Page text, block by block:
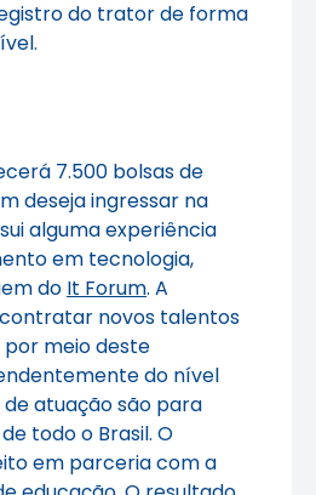
do trator de forma
7.500 bolsas de
deseja ingressar na
alguma experiência
em tecnologia,
do It Forum. A
novos talentos
meio deste
do nível
atuação são para
todo o Brasil. O
em parceria com a